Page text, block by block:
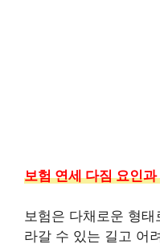
보험 연세 다짐 요인
보험은 다채로운 형
라갈 수 있는 길고 어